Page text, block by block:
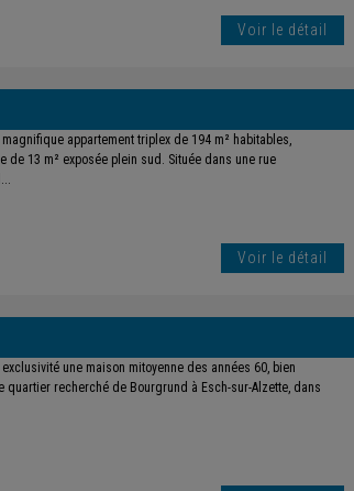
Voir le détail
appartement triplex de 194 m² habitables,
de 13 m² exposée plein sud. Située dans une rue
Voir le détail
une maison mitoyenne des années 60, bien
quartier recherché de Bourgrund à Esch-sur-Alzette, dans